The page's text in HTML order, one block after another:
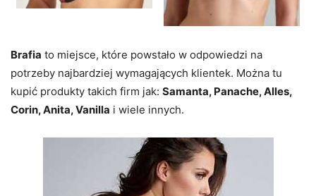
Brafia to miejsce, które powstało w odpowiedzi na
potrzeby najbardziej wymagających klientek. Można tu
kupić produkty takich firm jak: Samanta, Panache, Alles,
Corin, Anita, Vanilla i wiele innych.